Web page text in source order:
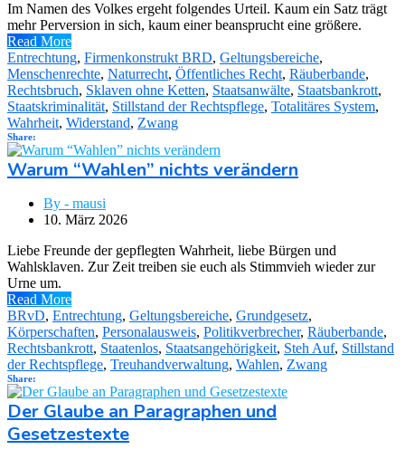
Im Namen des Volkes ergeht folgendes Urteil. Kaum ein Satz trägt
mehr Perversion in sich, kaum einer beansprucht eine größere.
Read More
Entrechtung, Firmenkonstrukt BRD, Geltungsbereiche,
Menschenrechte, Naturrecht, Öffentliches Recht, Räuberbande,
Rechtsbruch, Sklaven ohne Ketten, Staatsanwälte, Staatsbankrott,
Staatskriminalität, Stillstand der Rechtspflege, Totalitäres System,
Wahrheit, Widerstand, Zwang
Share:
Warum “Wahlen” nichts verändern
By - mausi
10. März 2026
Liebe Freunde der gepflegten Wahrheit, liebe Bürgen und
Wahlsklaven. Zur Zeit treiben sie euch als Stimmvieh wieder zur
Urne um.
Read More
BRvD, Entrechtung, Geltungsbereiche, Grundgesetz,
Körperschaften, Personalausweis, Politikverbrecher, Räuberbande,
Rechtsbankrott, Staatenlos, Staatsangehörigkeit, Steh Auf, Stillstand
der Rechtspflege, Treuhandverwaltung, Wahlen, Zwang
Share:
Der Glaube an Paragraphen und
Gesetzestexte